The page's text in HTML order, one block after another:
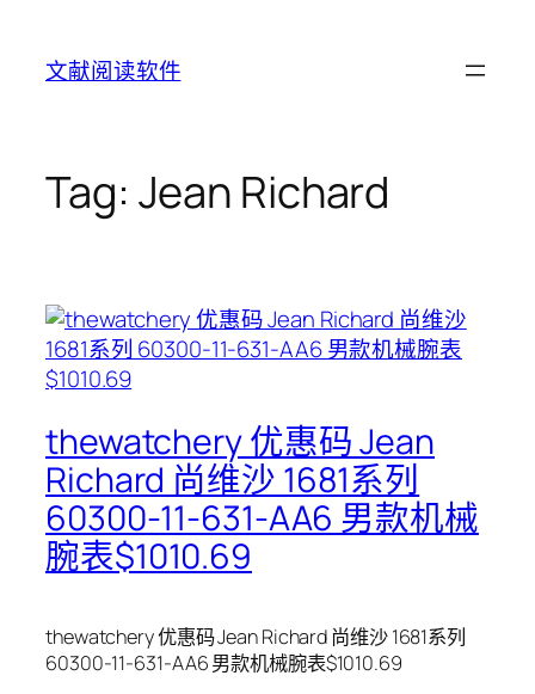
content
文献阅读软件
Tag: Jean Richard
thewatchery 优惠码 Jean
Richard 尚维沙 1681系列
60300-11-631-AA6 男款机械
腕表$1010.69
thewatchery 优惠码 Jean Richard 尚维沙 1681系列
60300-11-631-AA6 男款机械腕表$1010.69